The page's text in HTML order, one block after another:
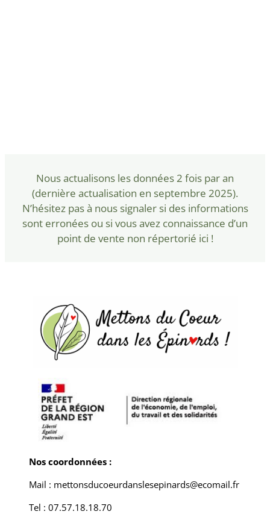
Nous actualisons les données 2 fois par an
(dernière actualisation en septembre 2025).
N’hésitez pas à nous signaler si des informations
sont erronées ou si vous avez connaissance d’un
point de vente non répertorié ici !
Nos coordonnées :
Mail : mettonsducoeurdanslesepinards@ecomail.fr
Tel : 07.57.18.18.70